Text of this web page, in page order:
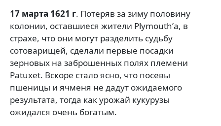
17 марта 1621 г. Потеряв за зиму половину
колонии, оставшиеся жители Plymouth’а, в
страхе, что они могут разделить судьбу
сотоварищей, сделали первые посадки
зерновых на заброшенных полях племени
Patuxet. Вскоре стало ясно, что посевы
пшеницы и ячменя не дадут ожидаемого
результата, тогда как урожай кукурузы
ожидался очень богатым.